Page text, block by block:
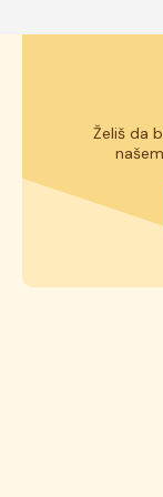
Želiš da